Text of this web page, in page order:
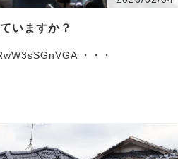
いますか？
https://youtu.be/RwW3sSGnVGA ・・・